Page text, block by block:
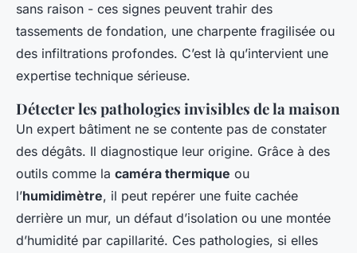
sans raison - ces signes peuvent trahir des
tassements de fondation, une charpente fragilisée ou
des infiltrations profondes. C’est là qu’intervient une
expertise technique sérieuse.
Détecter les pathologies invisibles de la maison
Un expert bâtiment ne se contente pas de constater
des dégâts. Il diagnostique leur origine. Grâce à des
outils comme la caméra thermique ou
l’humidimètre, il peut repérer une fuite cachée
derrière un mur, un défaut d’isolation ou une montée
d’humidité par capillarité. Ces pathologies, si elles